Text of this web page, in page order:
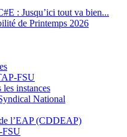
: Jusqu’ici tout va bien...
de Printemps 2026
FSU
instances
National
l’EAP (CDDEAP)
FSU